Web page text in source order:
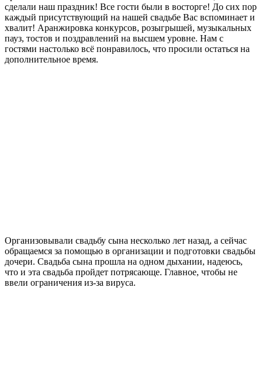
сделали наш праздник! Все гости были в восторге! До сих пор
каждый присутствующий на нашей свадьбе Вас вспоминает и
хвалит! Аранжировка конкурсов, розыгрышей, музыкальных
пауз, тостов и поздравлений на высшем уровне. Нам с
гостями настолько всё понравилось, что просили остаться на
дополнительное время.
Организовывали свадьбу сына несколько лет назад, а сейчас
обращаемся за помощью в организации и подготовки свадьбы
дочери. Свадьба сына прошла на одном дыхании, надеюсь,
что и эта свадьба пройдет потрясающе. Главное, чтобы не
ввели ограничения из-за вируса.